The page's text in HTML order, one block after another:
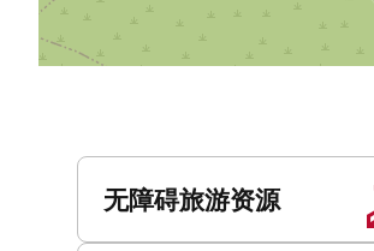
无障碍旅游资源